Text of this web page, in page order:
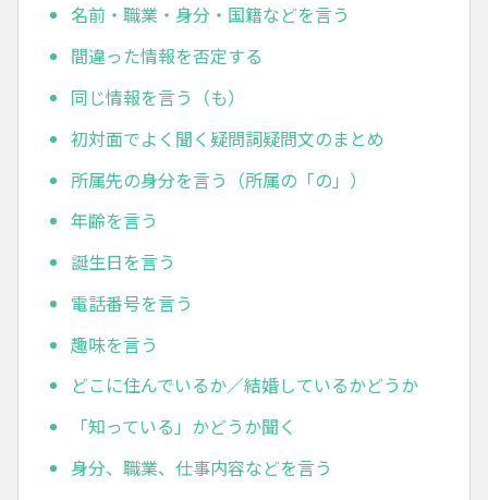
名前・職業・身分・国籍などを言う
間違った情報を否定する
同じ情報を言う（も）
初対面でよく聞く疑問詞疑問文のまとめ
所属先の身分を言う（所属の「の」）
年齢を言う
誕生日を言う
電話番号を言う
趣味を言う
どこに住んでいるか／結婚しているかどうか
「知っている」かどうか聞く
身分、職業、仕事内容などを言う